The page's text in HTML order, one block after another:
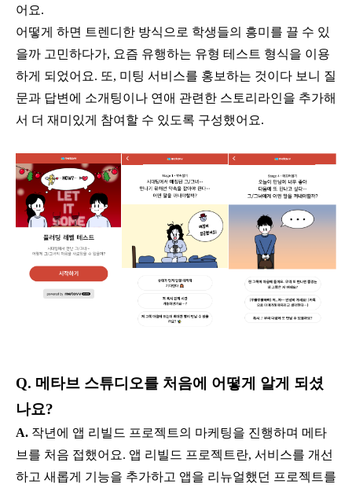
어요.
어떻게 하면 트렌디한 방식으로 학생들의 흥미를 끌 수 있
을까 고민하다가, 요즘 유행하는 유형 테스트 형식을 이용
하게 되었어요. 또, 미팅 서비스를 홍보하는 것이다 보니 질
문과 답변에 소개팅이나 연애 관련한 스토리라인을 추가해
서 더 재미있게 참여할 수 있도록 구성했어요.
Q. 메타브 스튜디오를 처음에 어떻게 알게 되셨
나요?
A. 작년에 앱 리빌드 프로젝트의 마케팅을 진행하며 메타
브를 처음 접했어요. 앱 리빌드 프로젝트란, 서비스를 개선
하고 새롭게 기능을 추가하고 앱을 리뉴얼했던 프로젝트를